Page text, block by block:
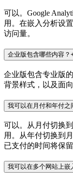
可以。Google
用。在嵌入分析设
访问量。
企业版包含哪些内容？
企业版包含专业版
背景样式，以及面
我可以在月付和年付之
可以。从月付切换
用。从年付切换到
已支付的时间将保留
我可以在多个网站上嵌